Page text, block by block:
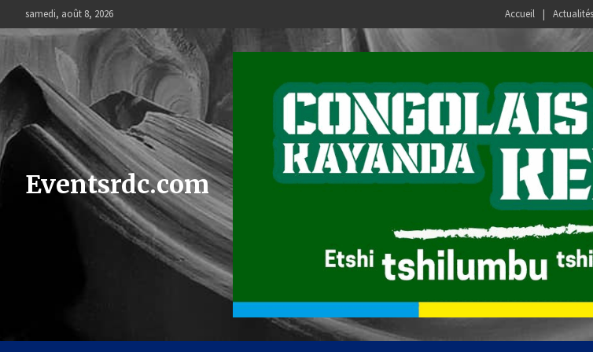
to
content
samedi, août 8, 2026 Accueil Actualités
Eventsrdc.com